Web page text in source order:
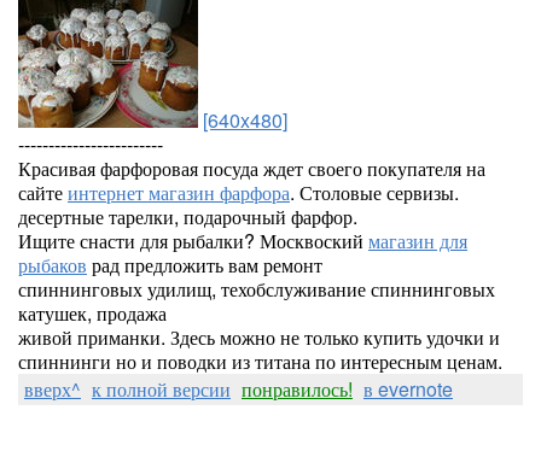
[640x480]
------------------------
Красивая фарфоровая посуда ждет своего покупателя на
сайтеинтернет магазин фарфора. Столовые сервизы.
десертные тарелки, подарочный фарфор.
Ищите снасти для рыбалки? Москвоский магазин для
рыбаков рад предложить вам ремонт
спиннинговых удилищ, техобслуживание спиннинговых
катушек, продажа
живой приманки. Здесь можно не только купить удочки и
спиннинги но и поводки из титана по интересным ценам.
вверх^ к полной версии понравилось! в evernote